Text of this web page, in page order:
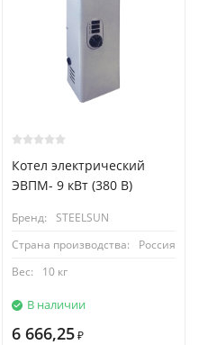
Котел электрический
ЭВПМ- 9 кВт (380 В)
Бренд:
STEELSUN
Страна производства:
Россия
Вес:
10 кг
В наличии
6 666,25 ₽